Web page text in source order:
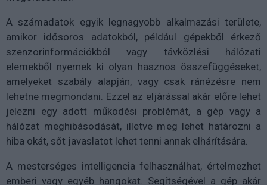
A számadatok egyik legnagyobb alkalmazási területe,
amikor idősoros adatokból, például gépekből érkező
szenzorinformációkból vagy távközlési hálózati
elemekből nyernek ki olyan hasznos összefüggéseket,
amelyeket szabály alapján, vagy csak ránézésre nem
lehetne megmondani. Ezzel az eljárással akár előre lehet
jelezni egy adott működési problémát, a gép vagy a
hálózat meghibásodását, illetve meg lehet határozni a
hiba okát, sőt javaslatot lehet tenni annak elhárítására.
A mesterséges intelligencia felhasználhat, értelmezhet
emberi vagy egyéb hangokat. Segítségével a gép akár